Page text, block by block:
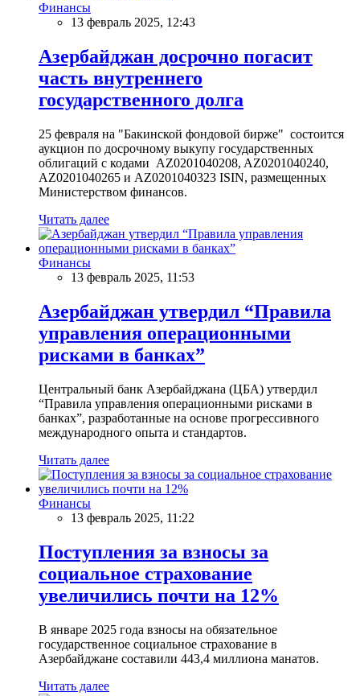
Финансы
13 февраль 2025, 12:43
Азербайджан досрочно погасит
часть внутреннего
государственного долга
25 февраля на "Бакинской фондовой бирже" состоится
аукцион по досрочному выкупу государственных
облигаций с кодами AZ0201040208, AZ0201040240,
AZ0201040265 и AZ0201040323 ISIN, размещенных
Министерством финансов.
Читать далее
Финансы
13 февраль 2025, 11:53
Азербайджан утвердил “Правила
управления операционными
рисками в банках”
Центральный банк Азербайджана (ЦБА) утвердил
“Правила управления операционными рисками в
банках”, разработанные на основе прогрессивного
международного опыта и стандартов.
Читать далее
Финансы
13 февраль 2025, 11:22
Поступления за взносы за
социальное страхование
увеличились почти на 12%
В январе 2025 года взносы на обязательное
государственное социальное страхование в
Азербайджане составили 443,4 миллиона манатов.
Читать далее